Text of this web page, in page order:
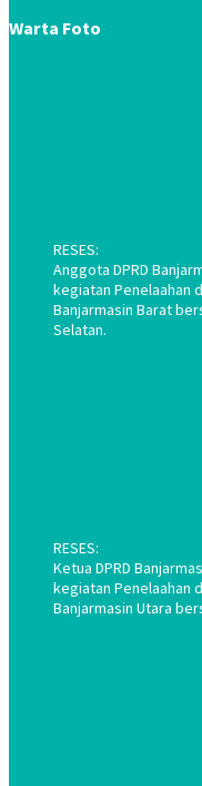
Warta Foto
RESES:
Anggota DPRD
kegiatan Penelaahan
Banjarmasin Barat
Selatan.
RESES:
Ketua DPRD
kegiatan Penelaahan
Banjarmasin Utara